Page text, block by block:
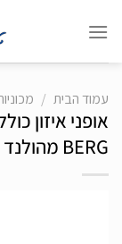
עמוד הבית
/
אופני איזון
BERG מהולנד דגם BIKY TRAIL SAND לגיל 2.5-5